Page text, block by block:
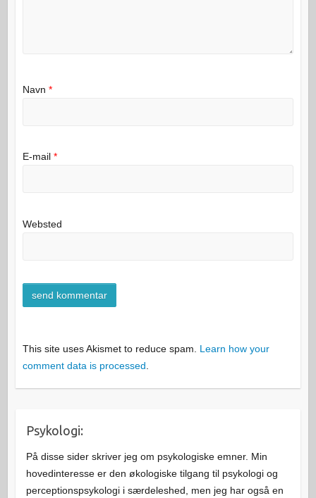
Navn *
E-mail *
Websted
This site uses Akismet to reduce spam. Learn how your
comment data is processed
Psykologi:
På disse sider skriver jeg om psykologiske emner. Min
hovedinteresse er den økologiske tilgang til psykologi og
perceptionspsykologi i særdeleshed, men jeg har også en